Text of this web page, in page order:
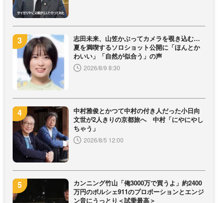
志田未来、山笠かぶってカメラを覗き込む…
夏を満喫するソロショット公開に「ほんとか
わいい」「自然が似合う」の声
2026/8/9 8:30
中村雅俊とかつて中村の付き人だった小日向
文世が2人きりの京都旅へ 中村「にやにやし
ちゃう」
2026/8/5 12:00
カンニング竹山「俺3000万で買うよ」約2400
万円のポルシェ911のプロポーションとエンジ
ン音にうっとり＜試乗最高＞